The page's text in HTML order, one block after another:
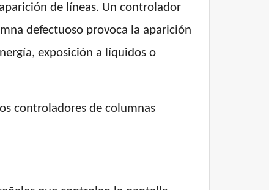
de líneas. Un controlador
defectuoso provoca la aparición
exposición a líquidos o
controladores de columnas